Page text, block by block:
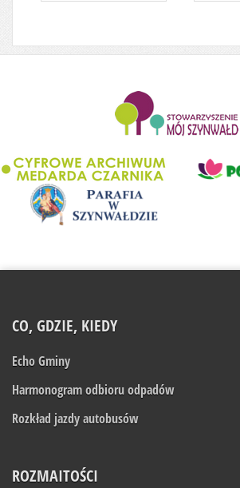
CO, GDZIE, KIEDY
Echo Gminy
Harmonogram odbioru odpadów
Rozkład jazdy autobusów
ROZMAITOŚCI